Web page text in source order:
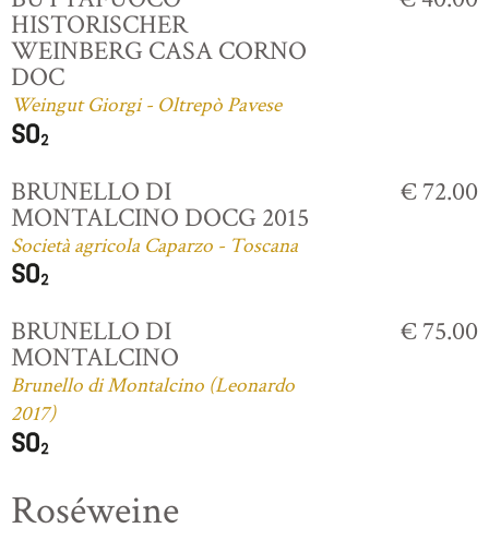
HISTORISCHER
WEINBERG CASA CORNO
DOC
Weingut Giorgi - Oltrepò Pavese
BRUNELLO DI
MONTALCINO DOCG 2015
Società agricola Caparzo - Toscana
€ 72.00
BRUNELLO DI
MONTALCINO
Brunello di Montalcino (Leonardo
2017)
€ 75.00
Roséweine